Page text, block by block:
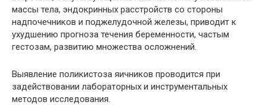
массы тела, эндокринных расстройств со стороны
надпочечников и поджелудочной железы, приводит к
ухудшению прогноза течения беременности, частым
гестозам, развитию множества осложнений.
Выявление поликистоза яичников проводится при
задействовании лабораторных и инструментальных
методов исследования.